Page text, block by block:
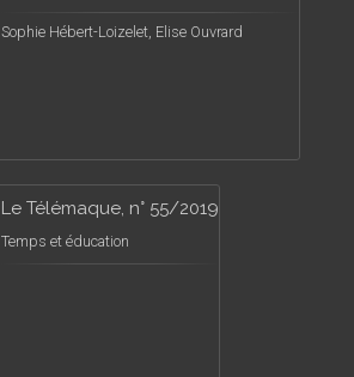
Sophie Hébert-Loizelet, Elise Ouvrard
Le Télémaque, n° 55/2019
Temps et éducation